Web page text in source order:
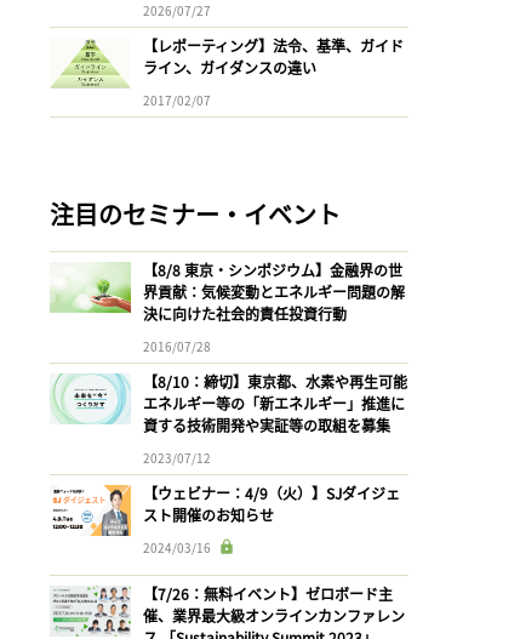
2026/07/27
【レポーティング】法令、基準、ガイド
ライン、ガイダンスの違い
2017/02/07
注目のセミナー・イベント
【8/8 東京・シンポジウム】金融界の世
界貢献：気候変動とエネルギー問題の解
決に向けた社会的責任投資行動
2016/07/28
【8/10：締切】東京都、水素や再生可能
エネルギー等の「新エネルギー」推進に
資する技術開発や実証等の取組を募集
2023/07/12
【ウェビナー：4/9（火）】SJダイジェ
スト開催のお知らせ
2024/03/16
【7/26：無料イベント】ゼロボード主
催、業界最大級オンラインカンファレン